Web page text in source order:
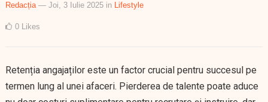
Redacția — Joi, 3 Iulie 2025 in Lifestyle
0 Likes
Retenția angajaților este un factor crucial pentru succesul pe
termen lung al unei afaceri. Pierderea de talente poate aduce